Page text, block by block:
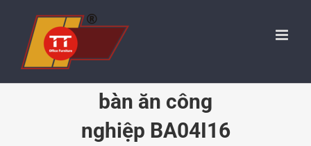
content
bàn ăn công
nghiệp BA04I16